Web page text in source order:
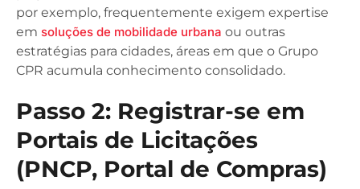
por exemplo, frequentemente exigem expertise
em soluções de mobilidade urbana ou outras
estratégias para cidades, áreas em que o Grupo
CPR acumula conhecimento consolidado.
Passo 2: Registrar-se em
Portais de Licitações
(PNCP, Portal de Compras)